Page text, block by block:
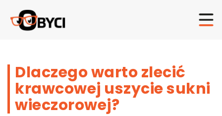
Dlaczego warto zlecić
krawcowej uszycie sukni
wieczorowej?